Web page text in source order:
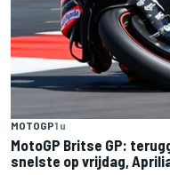
MOTOGP1 u
MotoGP Britse GP:
snelste op vrijdag,